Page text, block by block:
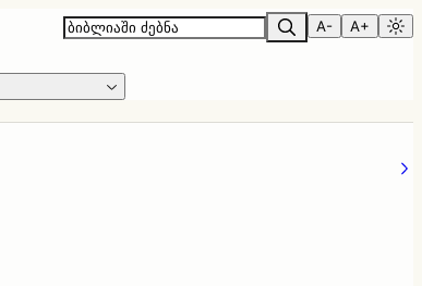
A- A+